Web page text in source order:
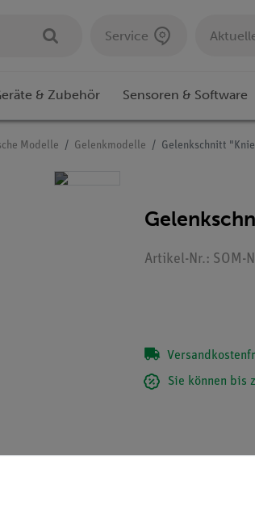
Service
& Zubehör Sensoren & Software
Modelle Gelenkmodelle Gelenkschnitt
Artikel-Nr.: SOM-
Sie können bis